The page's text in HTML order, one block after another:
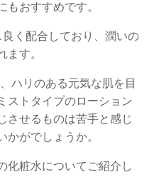
もおすすめです。
く配合しており、潤いの
ます。
ハリのある元気な肌を目
ストタイプのローション
させるものは苦手と感じ
かがでしょうか。
化粧水についてご紹介し